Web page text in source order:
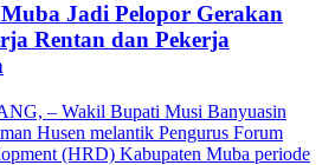
Jadi Pelopor Gerakan
Rentan dan Pekerja
– Wakil Bupati Musi Banyuasin
Husen melantik Pengurus Forum
(HRD) Kabupaten Muba periode